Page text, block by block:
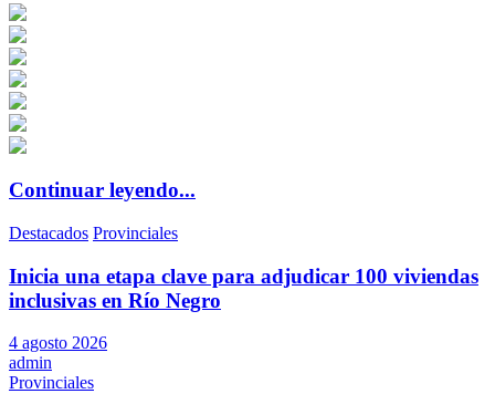
Continuar leyendo...
Destacados Provinciales
Inicia una etapa clave para adjudicar 100 viviendas
inclusivas en Río Negro
4 agosto 2026
admin
Provinciales